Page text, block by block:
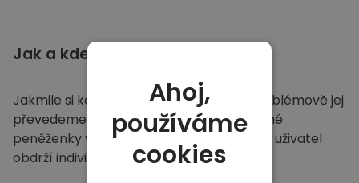
Jak a kde
Jakmile si koupíte na Kriptomatu
, bezproblémově jej
převedeme do vaší vyhrazené a bezpečné
peněženky v rámci naší platformy. Každý uživatel
obdrží individuální peněženku.
Ahoj,
používáme
cookies